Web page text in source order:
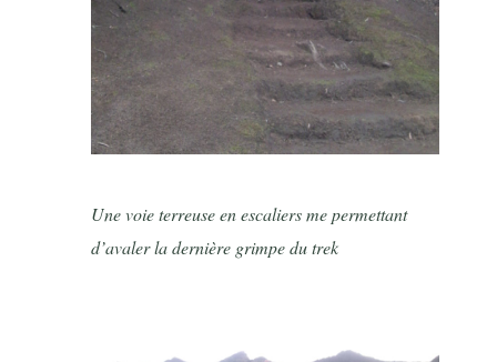
Une voie terreuse en escaliers me permettant
d’avaler la dernière grimpe du trek